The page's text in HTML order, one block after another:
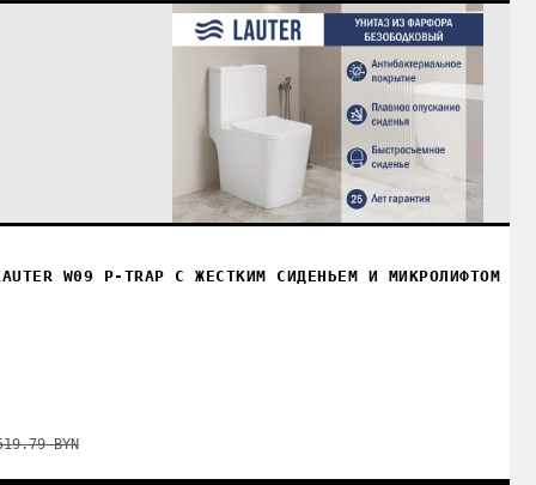
W09 P-TRAP С ЖЕСТКИМ СИДЕНЬЕМ И МИКРОЛИФТОМ
BYN